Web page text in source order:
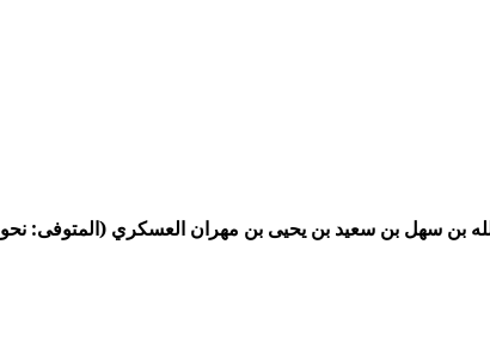
بن سهل بن سعيد بن يحيى بن مهران العسكري (المتوفى: نحو 395هـ)